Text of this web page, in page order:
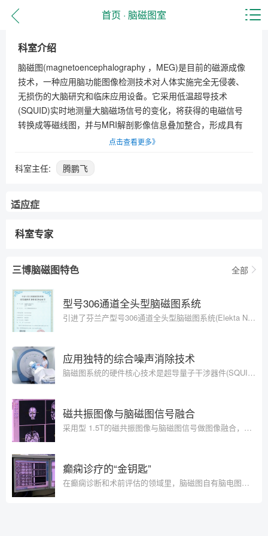
首页 · 脑磁图室
科室介绍
脑磁图(magnetoencephalography ，MEG)是目前的磁源成像
技术，一种应用脑功能图像检测技术对人体实施完全无侵袭、
无损伤的大脑研究和临床应用设备。它采用低温超导技术
(SQUID)实时地测量大脑磁场信号的变化，将获得的电磁信号
转换成等磁线图，并与MRI解剖影像信息叠加整合，形成具有
功能信息的解剖学定位图像，反映神经细胞在不同功能状态下
为了解脑功能瞬时情况提供信息;并且MEG还可将采集到的脑磁
融合在一起
点击查看更多》
科室主任: 腾鹏飞
适应症
科室专家
三博脑磁图特色 全部
型号306通道全头型脑磁图系统
引进了芬兰产型号306通道全头型脑磁图系统(Elekta Neuromag® 306-channel MEG systems)和配套设备。采用了新型的信号源分析软件，为
应用独特的综合噪声消除技术
脑磁图系统的硬件核心技术是超导量子干涉器件(SQUID)，采用了佳信号和噪声比的磁场梯度计和磁强计相结合的传感器。采用
磁共振图像与脑磁图信号融合
采用型 1.5T的磁共振图像与脑磁图信号做图像融合，获得更加清晰的功能解剖图像。
癫痫诊疗的“金钥匙”
在癫痫诊断和术前评估的领域里，脑磁图自有脑电图、核磁共振无法比拟的优势。 “一个鼎的三只脚，缺一不可” 一位癫